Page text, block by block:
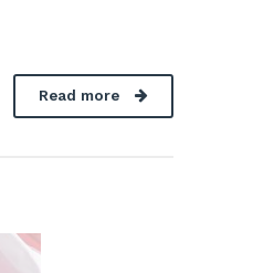
Read more